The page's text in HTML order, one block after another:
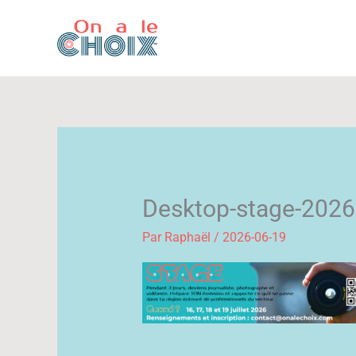
Desktop-stage-2026
Par Raphaël / 2026-06-19